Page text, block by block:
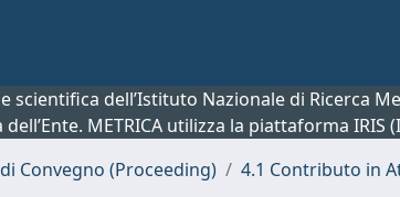
scientifica dell’Istituto Nazionale di
METRICA utilizza la piattaforma
Convegno (Proceeding) 4.1 Contributo in